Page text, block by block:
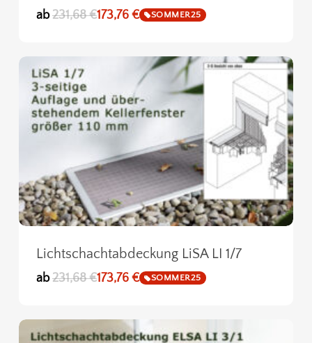
ab 231,68€173,76 € SOMMER25
Lichtschachtabdeckung LiSA LI 1/7
ab 231,68€173,76 € SOMMER25